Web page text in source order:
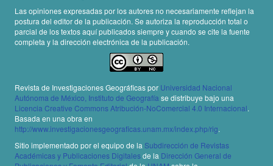
Las opiniones expresadas por los autores no necesariamente reflejan la
postura del editor de la publicación. Se autoriza la reproducción total o
parcial de los textos aquí publicados siempre y cuando se cite la fuente
completa y la dirección electrónica de la publicación.
Revista de Investigaciones Geográficas por Universidad Nacional
Autónoma de México, Instituto de Geografía se distribuye bajo una
Licencia Creative Commons Atribución-NoComercial 4.0 Internacional.
Basada en una obra en
http://www.investigacionesgeograficas.unam.mx/index.php/rig.
Sitio implementado por el equipo de la Subdirección de Revistas
Académicas y Publicaciones Digitalesde la Dirección General de